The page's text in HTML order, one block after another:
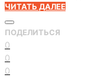
ЧИТАТЬ ДАЛЕЕ
ПОДЕЛИТЬСЯ
0
0
0